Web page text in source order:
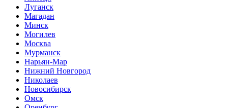
Луганск
Магадан
Минск
Могилев
Москва
Мурманск
Нарьян-Мар
Нижний Новгород
Николаев
Новосибирск
Омск